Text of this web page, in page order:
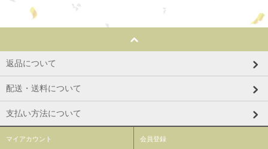
返品について
配送・送料について
支払い方法について
マイアカウント 会員登録